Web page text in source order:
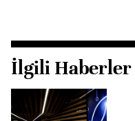
İlgili Haberler